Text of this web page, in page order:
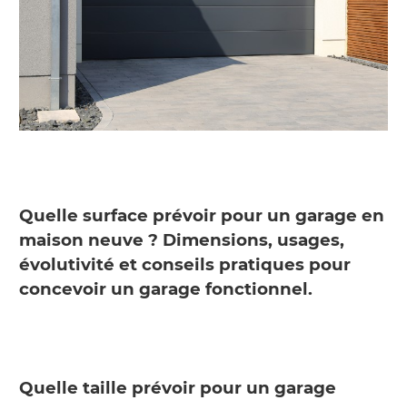
Quelle surface prévoir pour un garage en
maison neuve ? Dimensions, usages,
évolutivité et conseils pratiques pour
concevoir un garage fonctionnel.
Quelle taille prévoir pour un garage